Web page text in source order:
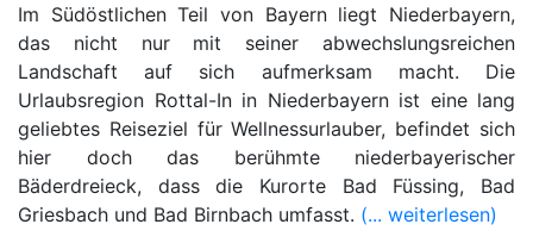
Im Südöstlichen Teil von Bayern liegt Niederbayern,
das nicht nur mit seiner abwechslungsreichen
Landschaft auf sich aufmerksam macht. Die
Urlaubsregion Rottal-In in Niederbayern ist eine lang
geliebtes Reiseziel für Wellnessurlauber, befindet sich
hier doch das berühmte niederbayerischer
Bäderdreieck, dass die Kurorte Bad Füssing, Bad
Griesbach und Bad Birnbach umfasst. (... weiterlesen)